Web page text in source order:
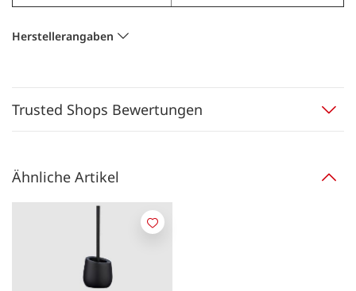
Herstellerangaben
Trusted Shops Bewertungen
Ähnliche Artikel
Merken